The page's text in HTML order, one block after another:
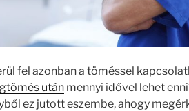
fel azonban a töméssel
utánmennyi idővel lehet
ez jutott eszembe, ahogy